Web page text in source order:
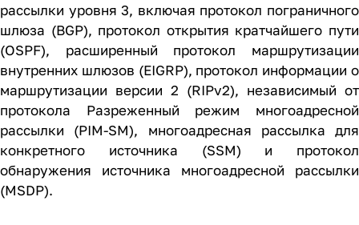
рассылки уровня 3, включая протокол пограничного
шлюза (BGP), протокол открытия кратчайшего пути
(OSPF), расширенный протокол маршрутизации
внутренних шлюзов (EIGRP), протокол информации о
маршрутизации версии 2 (RIPv2), независимый от
протокола Разреженный режим многоадресной
рассылки (PIM-SM), многоадресная рассылка для
конкретного источника (SSM) и протокол
обнаружения источника многоадресной рассылки
(MSDP).